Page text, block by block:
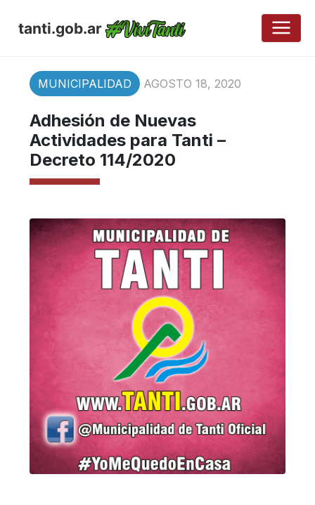
tanti.gob.ar
MUNICIPALIDAD AGOSTO 18, 2020
Adhesión de Nuevas
Actividades para Tanti –
Decreto 114/2020